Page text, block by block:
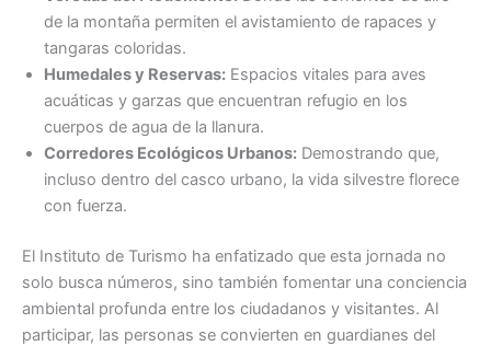
de la montaña permiten el avistamiento de rapaces y
tangaras coloridas.
Humedales y Reservas: Espacios vitales para aves
acuáticas y garzas que encuentran refugio en los
cuerpos de agua de la llanura.
Corredores Ecológicos Urbanos: Demostrando que,
incluso dentro del casco urbano, la vida silvestre florece
con fuerza.
El Instituto de Turismo ha enfatizado que esta jornada no
solo busca números, sino también fomentar una conciencia
ambiental profunda entre los ciudadanos y visitantes. Al
participar, las personas se convierten en guardianes del